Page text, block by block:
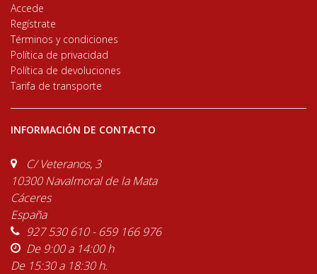
Accede
Regístrate
Términos y condiciones
Política de privacidad
Política de devoluciones
Tarifa de transporte
INFORMACIÓN DE CONTACTO
C/ Veteranos, 3
10300 Navalmoral de la Mata
Cáceres
España
927 530 610 - 659 166 976
De 9:00 a 14:00 h
De 15:30 a 18:30 h.